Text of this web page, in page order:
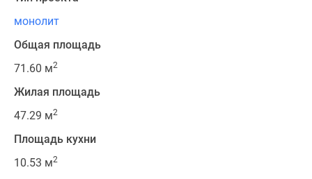
монолит
Общая площадь
71.60 м2
Жилая площадь
47.29 м2
Площадь кухни
10.53 м2